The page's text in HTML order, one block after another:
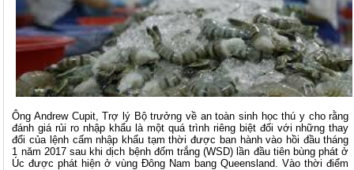
Ông Andrew Cupit, Trợ lý Bộ trưởng về an toàn sinh học thú y cho rằng
đánh giá rủi ro nhập khẩu là một quá trình riêng biệt đối với những thay
đổi của lệnh cấm nhập khẩu tạm thời được ban hành vào hồi đầu tháng
1 năm 2017 sau khi dịch bệnh đốm trắng (WSD) lần đầu tiên bùng phát ở
Úc được phát hiện ở vùng Đông Nam bang Queensland. Vào thời điểm